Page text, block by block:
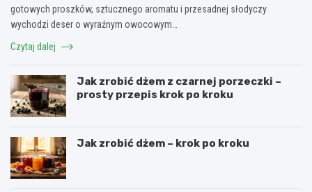
gotowych proszków, sztucznego aromatu i przesadnej słodyczy
wychodzi deser o wyraźnym owocowym…
Czytaj dalej
Jak zrobić dżem z czarnej porzeczki –
prosty przepis krok po kroku
Jak zrobić dżem – krok po kroku